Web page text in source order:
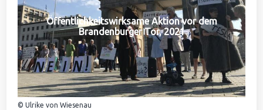
Öffentlichkeitswirksame Aktion vor dem
Brandenburger Tor, 2021
© Ulrike von Wiesenau